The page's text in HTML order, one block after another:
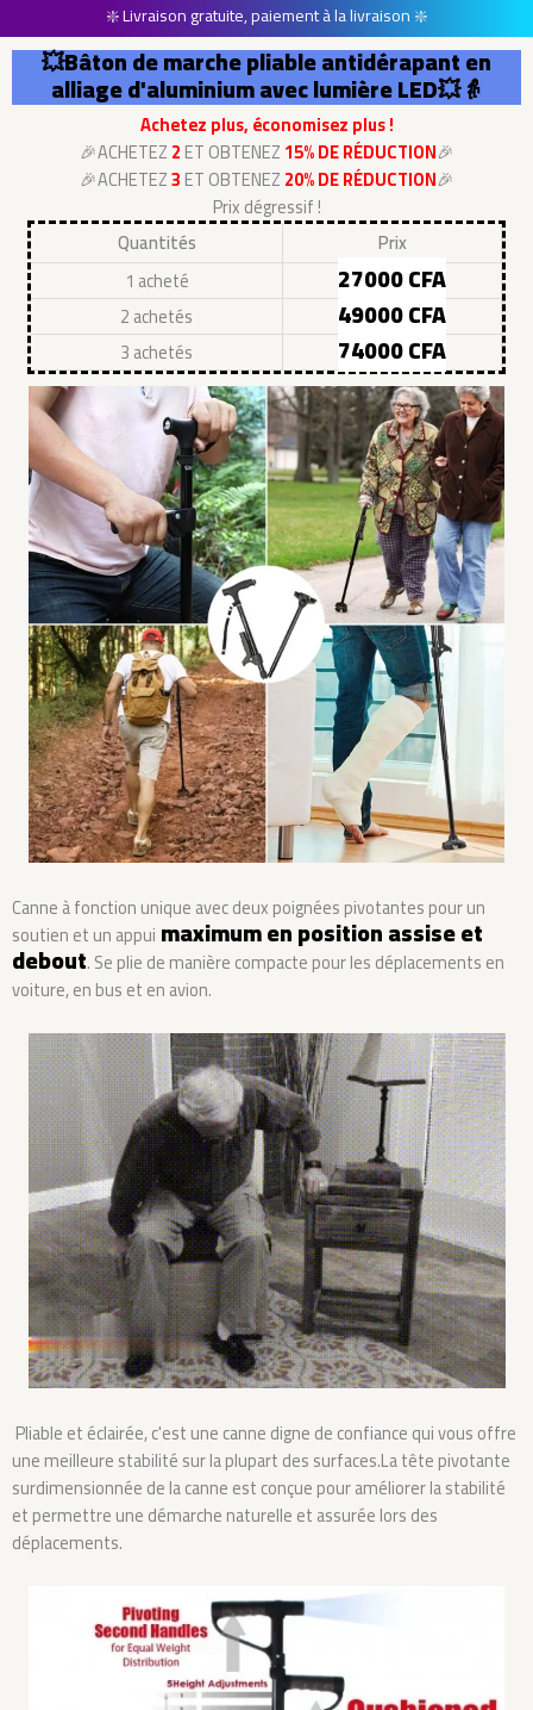
❇️ Livraison gratuite, paiement à la livraison ❇️
💥Bâton de marche pliable antidérapant en
alliage d'aluminium avec lumière LED💥👵
Achetez plus, économisez plus !
🎉ACHETEZ2ET OBTENEZ15% DE RÉDUCTION🎉
🎉ACHETEZ3ET OBTENEZ20% DE RÉDUCTION🎉
Prix dégressif !
Quantités
Prix
1 acheté
27000 CFA
2 achetés 49000 CFA
3 achetés 74000 CFA
Canne à fonction unique avec deux poignées pivotantes pour un
soutien et un appui maximum en position assise et
debout. Se plie de manière compacte pour les déplacements en
voiture, en bus et en avion.
Pliable et éclairée, c'est une canne digne de confiance qui vous offre
une meilleure stabilité sur la plupart des surfaces.La tête pivotante
surdimensionnée de la canne est conçue pour améliorer la stabilité
et permettre une démarche naturelle et assurée lors des
déplacements.